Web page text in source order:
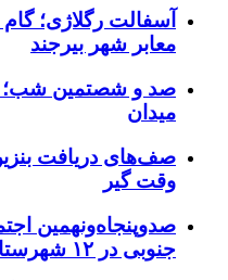
آسفالت رگلاژی؛
معابر شهر بیرجند
صد و شصتمین شب؛
میدان
صف‌های دریافت
وقت گیر
صدوپنجاه‌ونهمین
جنوبی در ۱۲ شهرستان برگزار شد